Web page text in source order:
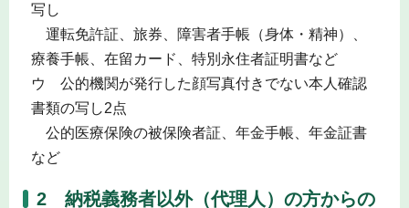
写し
運転免許証、旅券、障害者手帳（身体・精神）、
療養手帳、在留カード、特別永住者証明書など
ウ 公的機関が発行した顔写真付きでない本人確認
書類の写し2点
公的医療保険の被保険者証、年金手帳、年金証書
など
2 納税義務者以外（代理人）の方からの